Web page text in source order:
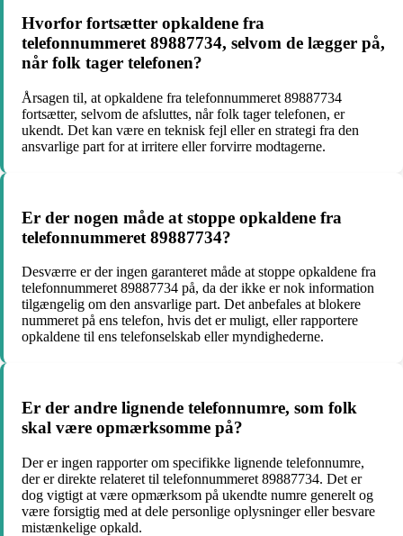
Hvorfor fortsætter opkaldene fra
telefonnummeret 89887734, selvom de lægger på,
når folk tager telefonen?
Årsagen til, at opkaldene fra telefonnummeret 89887734
fortsætter, selvom de afsluttes, når folk tager telefonen, er
ukendt. Det kan være en teknisk fejl eller en strategi fra den
ansvarlige part for at irritere eller forvirre modtagerne.
Er der nogen måde at stoppe opkaldene fra
telefonnummeret 89887734?
Desværre er der ingen garanteret måde at stoppe opkaldene fra
telefonnummeret 89887734 på, da der ikke er nok information
tilgængelig om den ansvarlige part. Det anbefales at blokere
nummeret på ens telefon, hvis det er muligt, eller rapportere
opkaldene til ens telefonselskab eller myndighederne.
Er der andre lignende telefonnumre, som folk
skal være opmærksomme på?
Der er ingen rapporter om specifikke lignende telefonnumre,
der er direkte relateret til telefonnummeret 89887734. Det er
dog vigtigt at være opmærksom på ukendte numre generelt og
være forsigtig med at dele personlige oplysninger eller besvare
mistænkelige opkald.